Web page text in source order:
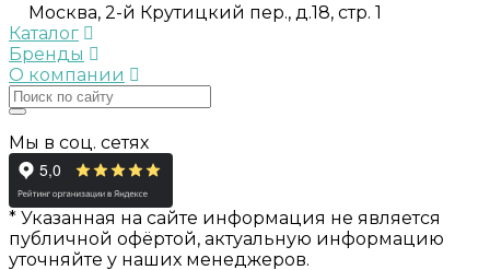
Москва, 2-й Крутицкий пер., д.18, стр. 1
Каталог
Бренды
О компании
Мы в соц. сетях
* Указанная на сайте информация не является
публичной офёртой, актуальную информацию
уточняйте у наших менеджеров.